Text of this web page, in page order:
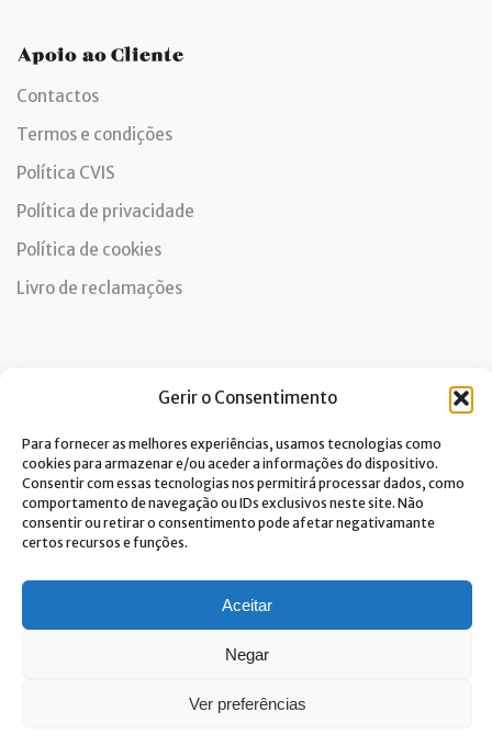
Gerir o Consentimento
Para fornecer as melhores experiências, usamos tecnologias como
cookies para armazenar e/ou aceder a informações do dispositivo.
Consentir com essas tecnologias nos permitirá processar dados, como
comportamento de navegação ou IDs exclusivos neste site. Não
consentir ou retirar o consentimento pode afetar negativamante
certos recursos e funções.
Aceitar
Negar
Ver preferências
Apoio ao Cliente
Contactos
Termos e condições
Política CVIS
Política de privacidade
Política de cookies
Livro de reclamações
Dou consentimento ao tratamento de dados e aceito a
política de privacidade.*
A Costa Verde está comprometida com a implementação do RGPD. Para